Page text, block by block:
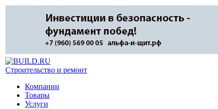
Строительство и ремонт
Компании
Товары
Услуги